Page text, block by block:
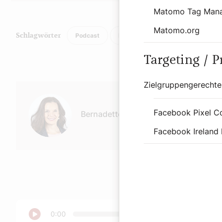
Schlagwörter Podcast
Bernadette Spitzer
Abspielen
0:00
Matomo Tag
Matomo.org
Targeting /
Facebook Pixel
Facebook Ireland